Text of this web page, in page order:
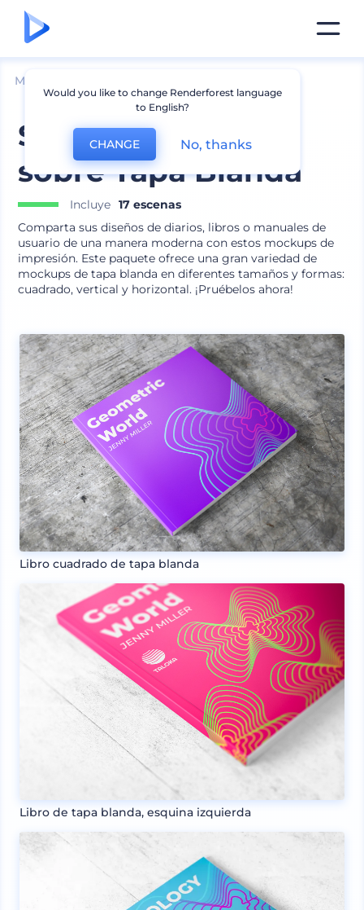
Mockups
Set de Impresión
sobre Tapa Blanda
Incluye 17 escenas
Comparta sus diseños de diarios, libros o manuales de
usuario de una manera moderna con estos mockups de
impresión. Este paquete ofrece una gran variedad de
mockups de tapa blanda en diferentes tamaños y formas:
cuadrado, vertical y horizontal. ¡Pruébelos ahora!
Libro cuadrado de tapa blanda
Libro de tapa blanda, esquina izquierda
Would you like to change Renderforest language
to English?
CHANGE No, thanks